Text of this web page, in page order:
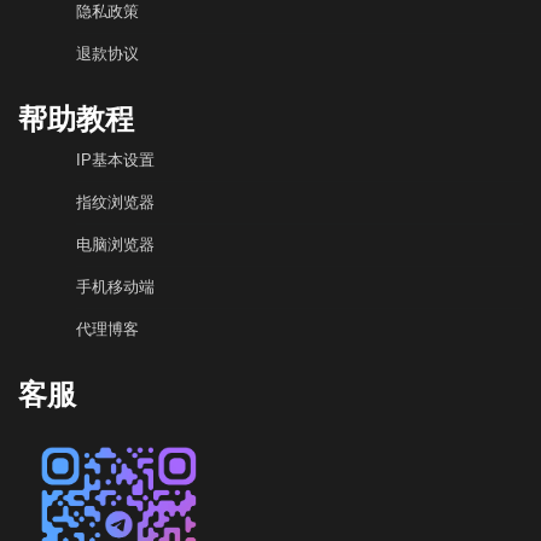
隐私政策
退款协议
帮助教程
IP基本设置
指纹浏览器
电脑浏览器
手机移动端
代理博客
客服